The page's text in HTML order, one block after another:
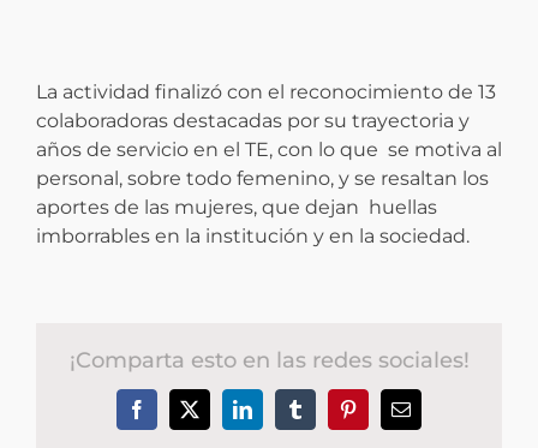
La actividad finalizó con el reconocimiento de 13
colaboradoras destacadas por su trayectoria y
años de servicio en el TE, con lo que se motiva al
personal, sobre todo femenino, y se resaltan los
aportes de las mujeres, que dejan huellas
imborrables en la institución y en la sociedad.
¡Comparta esto en las redes sociales!
Facebook
X LinkedInTumblrPinterestCorreo
electrónico